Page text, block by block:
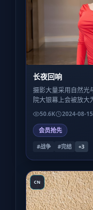
长夜回响
摄影大量采用自然光
院大银幕上会被放大
略晕——观看环境会
50.6K 2024-08-15
会员抢先
#战争 #完结 +3
CN